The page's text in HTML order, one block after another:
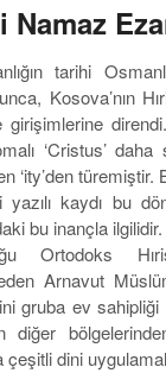
Namaz
tarihi
Kosova’nın
direndi.
‘Cristus’
‘ity’den
kaydı bu
bu inançla
Ortodoks
Arnavut
gruba ev sahipliği
diğer
çeşitli dini